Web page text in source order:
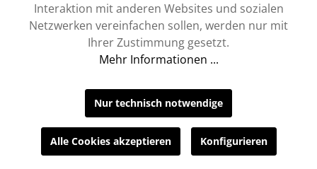
Interaktion mit anderen Websites und sozialen
Netzwerken vereinfachen sollen, werden nur mit
Ihrer Zustimmung gesetzt.
Mehr Informationen ...
Nur technisch notwendige
Alle Cookies akzeptieren Konfigurieren